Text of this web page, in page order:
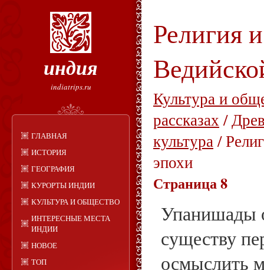
индия
indiatrips.ru
ГЛАВНАЯ
ИСТОРИЯ
ГЕОГРАФИЯ
КУРОРТЫ ИНДИИ
КУЛЬТУРА И ОБЩЕСТВО
ИНТЕРЕСНЫЕ МЕСТА
ИНДИИ
НОВОЕ
ТОП
Религия
Культура и
рассказах/
культура/
эпохи
Страница 8
Упанишады
существу
осмыслить